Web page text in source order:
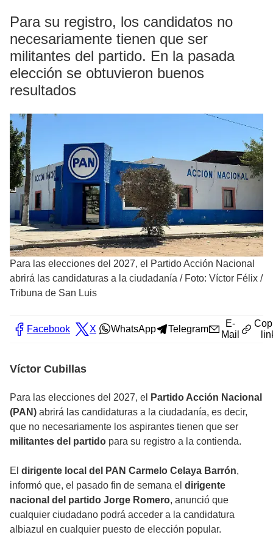
Para su registro, los candidatos no
necesariamente tienen que ser
militantes del partido. En la pasada
elección se obtuvieron buenos
resultados
Para las elecciones del 2027, el Partido Acción Nacional
abrirá las candidaturas a la ciudadanía / Foto: Víctor Félix /
Tribuna de San Luis
Facebook X WhatsApp Telegram
E-
Mail
Víctor Cubillas
Para las elecciones del 2027, el
Partido Acción Nacional
(PAN) abrirá las candidaturas a la ciudadanía, es decir,
que no necesariamente los aspirantes tienen que ser
militantes del partido para su registro a la contienda.
El dirigente local del PAN Carmelo Celaya Barrón,
informó que, el pasado fin de semana el dirigente
nacional del partido Jorge Romero, anunció que
cualquier ciudadano podrá acceder a la candidatura
albiazul en cualquier puesto de elección popular.